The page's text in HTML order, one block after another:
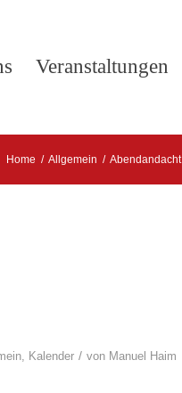
Veranstaltungen
Home / Allgemein / Abendandacht
, Kalender / von Manuel Haim